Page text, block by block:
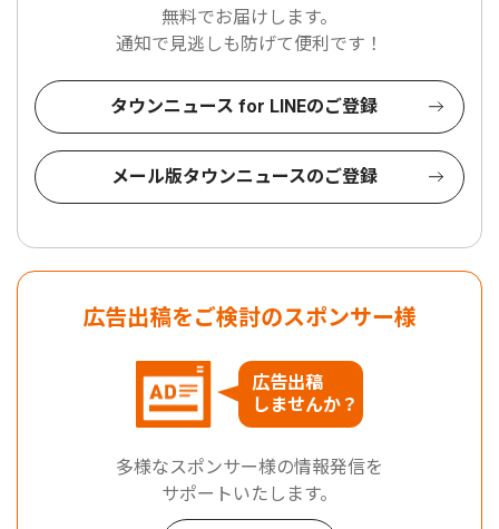
無料でお届けします。
通知で見逃しも防げて便利です！
タウンニュース for LINEのご登録
メール版タウンニュースのご登録
広告出稿をご検討のスポンサー様
広告出稿
しませんか？
多様なスポンサー様の情報発信を
サポートいたします。